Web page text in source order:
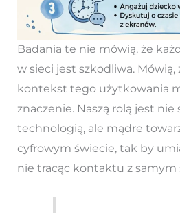
Badania te nie mówią, że
w sieci jest szkodliwa. Mówią,
kontekst tego użytkowania
znaczenie. Naszą rolą jest nie
technologią, ale mądre
cyfrowym świecie, tak by
nie tracąc kontaktu z samym